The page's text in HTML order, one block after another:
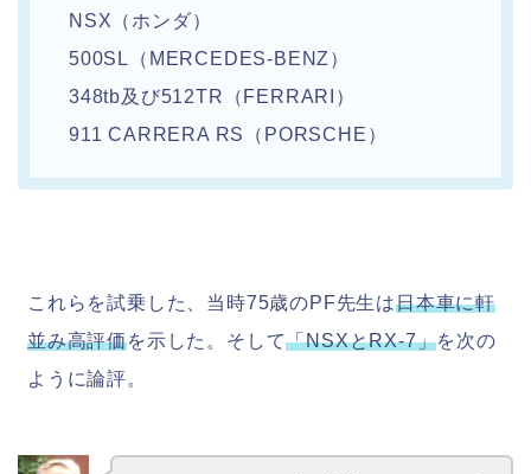
NSX（ホンダ）
500SL（MERCEDES-BENZ）
348tb及び512TR（FERRARI）
911 CARRERA RS（PORSCHE）
これらを試乗した、当時75歳のPF先生は日本車に軒
並み高評価を示した。そして「NSXとRX-7」を次の
ように論評。